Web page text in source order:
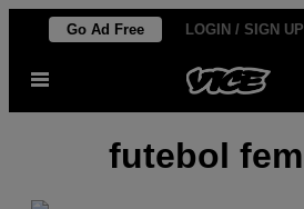
Skip
content
Go Ad Free LOGIN / SIGN UP
Open
futebol